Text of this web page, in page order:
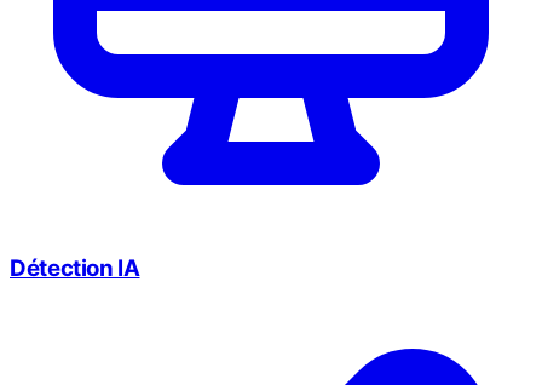
Détection IA